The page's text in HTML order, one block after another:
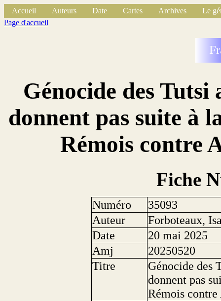
Accueil Auteurs Date Cartes Archives
Le
Page d'accueil
Génocide des Tutsi
donnent pas suite à
Rémois contre
Fiche
Numéro
35093
Auteur
Forboteaux,
Date
20 mai 2025
Amj
20250520
Titre
Génocide des
donnent pas
Rémois